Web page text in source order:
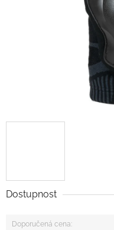
Dostupnost